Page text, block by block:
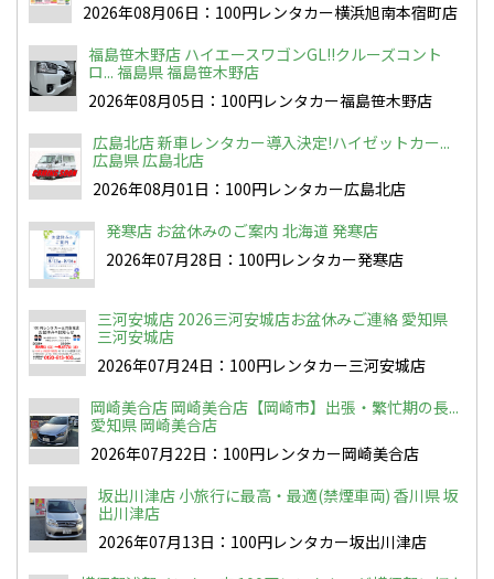
2026年08月06日：100円レンタカー横浜旭南本宿町店
福島笹木野店 ハイエースワゴンGL!!クルーズコント
ロ... 福島県 福島笹木野店
2026年08月05日：100円レンタカー福島笹木野店
広島北店 新車レンタカー導入決定!ハイゼットカー...
広島県 広島北店
2026年08月01日：100円レンタカー広島北店
発寒店 お盆休みのご案内 北海道 発寒店
2026年07月28日：100円レンタカー発寒店
三河安城店 2026三河安城店お盆休みご連絡 愛知県
三河安城店
2026年07月24日：100円レンタカー三河安城店
岡崎美合店 岡崎美合店【岡崎市】出張・繁忙期の長...
愛知県 岡崎美合店
2026年07月22日：100円レンタカー岡崎美合店
坂出川津店 小旅行に最高・最適(禁煙車両) 香川県 坂
出川津店
2026年07月13日：100円レンタカー坂出川津店